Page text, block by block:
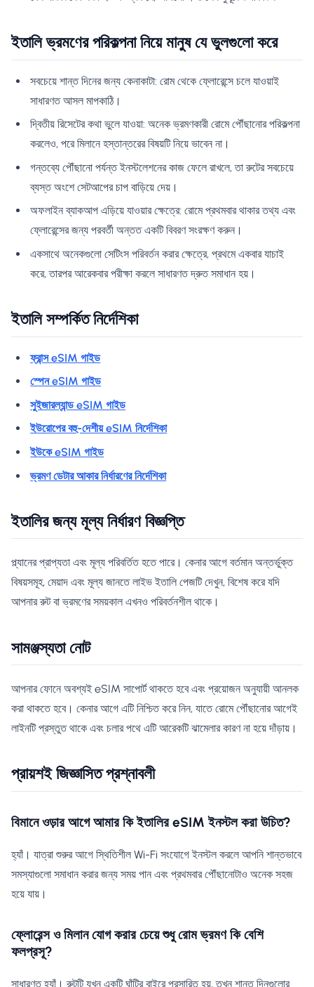
ইতালি ভ্রমণের পরিকল্পনা নিয়ে মানুষ যে ভুলগুলো করে
সবচেয়ে শান্ত দিনের জন্য কেনাকাটা: রোম থেকে ফ্লোরেন্সে চলে যাওয়াই
সাধারণত আসল মাপকাঠি।
দ্বিতীয় রিসেটের কথা ভুলে যাওয়া: অনেক ভ্রমণকারী রোমে পৌঁছানোর পরিকল্পনা
করলেও, পরে মিলানে হস্তান্তরের বিষয়টি নিয়ে ভাবেন না।
গন্তব্যে পৌঁছানো পর্যন্ত ইনস্টলেশনের কাজ ফেলে রাখলে, তা রুটের সবচেয়ে
ব্যস্ত অংশে সেটআপের চাপ বাড়িয়ে দেয়।
অফলাইন ব্যাকআপ এড়িয়ে যাওয়ার ক্ষেত্রে: রোমে প্রথমবার থাকার তথ্য এবং
ফ্লোরেন্সের জন্য পরবর্তী অন্তত একটি বিবরণ সংরক্ষণ করুন।
একসাথে অনেকগুলো সেটিংস পরিবর্তন করার ক্ষেত্রে, প্রথমে একবার যাচাই
করে, তারপর আরেকবার পরীক্ষা করলে সাধারণত দ্রুত সমাধান হয়।
ইতালি সম্পর্কিত নির্দেশিকা
ফ্রান্স eSIM গাইড
স্পেন eSIM গাইড
সুইজারল্যান্ড eSIM গাইড
ইউরোপের বহু-দেশীয় eSIM নির্দেশিকা
ইউকে eSIM গাইড
ভ্রমণ ডেটার আকার নির্ধারণের নির্দেশিকা
ইতালির জন্য মূল্য নির্ধারণ বিজ্ঞপ্তি
প্ল্যানের প্রাপ্যতা এবং মূল্য পরিবর্তিত হতে পারে। কেনার আগে বর্তমান অন্তর্ভুক্ত
বিষয়সমূহ, মেয়াদ এবং মূল্য জানতে লাইভ ইতালি পেজটি দেখুন, বিশেষ করে যদি
আপনার রুট বা ভ্রমণের সময়কাল এখনও পরিবর্তনশীল থাকে।
সামঞ্জস্যতা নোট
আপনার ফোনে অবশ্যই eSIM সাপোর্ট থাকতে হবে এবং প্রয়োজন অনুযায়ী আনলক
করা থাকতে হবে। কেনার আগে এটি নিশ্চিত করে নিন, যাতে রোমে পৌঁছানোর আগেই
লাইনটি প্রস্তুত থাকে এবং চলার পথে এটি আরেকটি ঝামেলার কারণ না হয়ে দাঁড়ায়।
প্রায়শই জিজ্ঞাসিত প্রশ্নাবলী
বিমানে ওড়ার আগে আমার কি ইতালির eSIM ইনস্টল করা উচিত?
হ্যাঁ। যাত্রা শুরুর আগে স্থিতিশীল Wi-Fi সংযোগে ইনস্টল করলে আপনি শান্তভাবে
সমস্যাগুলো সমাধান করার জন্য সময় পান এবং প্রথমবার পৌঁছানোটাও অনেক সহজ
হয়ে যায়।
ফ্লোরেন্স ও মিলান যোগ করার চেয়ে শুধু রোম ভ্রমণ কি বেশি
ফলপ্রসূ?
সাধারণত হ্যাঁ। রুটটি যখন একটি ঘাঁটির বাইরে প্রসারিত হয়, তখন শান্ত দিনগুলোর